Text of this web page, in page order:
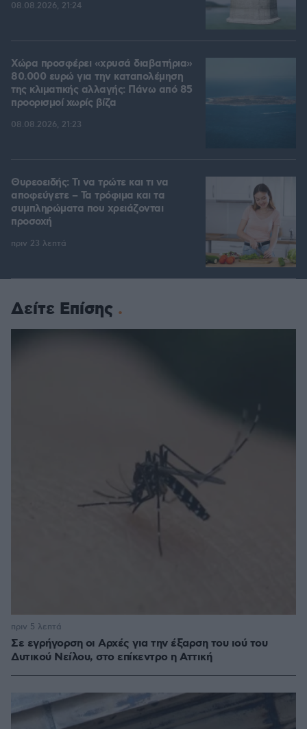
08.08.2026, 21:24
Χώρα προσφέρει «χρυσά διαβατήρια»
80.000 ευρώ για την καταπολέμηση
της κλιματικής αλλαγής: Πάνω από 85
προορισμοί χωρίς βίζα
08.08.2026, 21:23
Θυρεοειδής: Τι να τρώτε και τι να
αποφεύγετε – Τα τρόφιμα και τα
συμπληρώματα που χρειάζονται
προσοχή
πριν 23 λεπτά
Δείτε Επίσης
Σε εγρήγορση οι Αρχές για την έξαρση του ιού του
Δυτικού Νείλου, στο επίκεντρο η Αττική
πριν 5 λεπτά